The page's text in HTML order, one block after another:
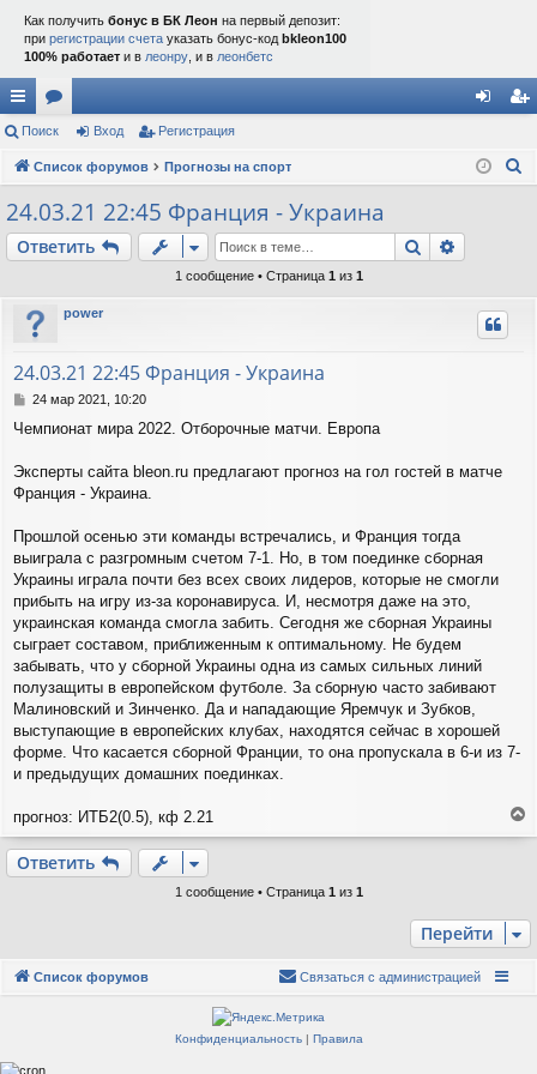
Как получить бонус в БК Леон на первый депозит:
при регистрации счета указать бонус-код bkleon100
100% работает и в леонру , и в леонбетс
с
ы
лк
ор
ум
ы
д ис
Поиск Вход Регистрация
Список форумов Прогнозы на спорт
24.03.21 22:45 Франция - Украина
Ответить Поиск
1 сообщение • Страница 1 из 1
power
24.03.21 22:45 Франция - Украина
С
о
щ
е
н
е
24 мар 2021, 10:20
Чемпионат мира 2022. Отборочные матчи. Европа
Эксперты сайта bleon.ru предлагают прогноз на гол гостей в матче
Франция - Украина.
Прошлой осенью эти команды встречались, и Франция тогда
выиграла с разгромным счетом 7-1. Но, в том поединке сборная
Украины играла почти без всех своих лидеров, которые не смогли
прибыть на игру из-за коронавируса. И, несмотря даже на это,
украинская команда смогла забить. Сегодня же сборная Украины
сыграет составом, приближенным к оптимальному. Не будем
забывать, что у сборной Украины одна из самых сильных линий
полузащиты в европейском футболе. За сборную часто забивают
Малиновский и Зинченко. Да и нападающие Яремчук и Зубков,
выступающие в европейских клубах, находятся сейчас в хорошей
форме. Что касается сборной Франции, то она пропускала в 6-и из 7-
и предыдущих домашних поединках.
прогноз: ИТБ2(0.5), кф 2.21
е
с
Ответить
1 сообщение • Страница 1 из 1
Перейти
Список форумов Связаться с администрацией
Конфиденциальность| Правила